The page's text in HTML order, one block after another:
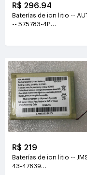
R$ 296.94
Baterías de ion litio -- AUTEL
-- 575783-4P
R$ 219
Baterías de ion litio -- JMS --
43-47639